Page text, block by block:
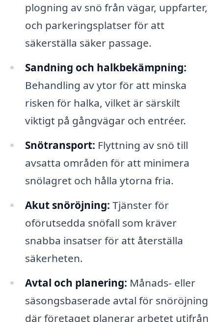
plogning av snö från vägar, uppfarter,
och parkeringsplatser för att
säkerställa säker passage.
Sandning och halkbekämpning:
Behandling av ytor för att minska
risken för halka, vilket är särskilt
viktigt på gångvägar och entréer.
Snötransport: Flyttning av snö till
avsatta områden för att minimera
snölagret och hålla ytorna fria.
Akut snöröjning: Tjänster för
oförutsedda snöfall som kräver
snabba insatser för att återställa
säkerheten.
Avtal och planering: Månads- eller
säsongsbaserade avtal för snöröjning
där företaget planerar arbetet utifrån